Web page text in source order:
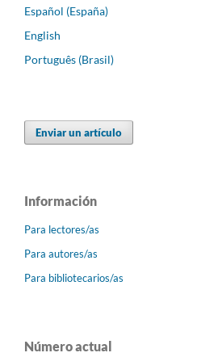
Español (España)
English
Português (Brasil)
Enviar un artículo
Información
Para lectores/as
Para autores/as
Para bibliotecarios/as
Número actual